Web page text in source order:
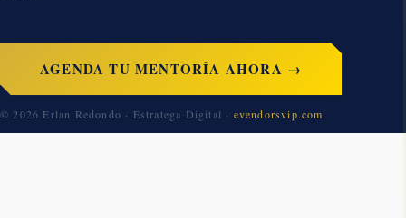
AGENDA TU MENTORÍA AHORA →
© 2026 Erlan Redondo · Estratega Digital · evendorsvip.com